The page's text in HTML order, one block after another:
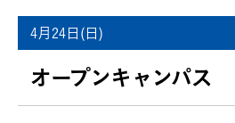
就職・資格
イベント案内
学びの環境
4月24日(日)
オープンキャンパス